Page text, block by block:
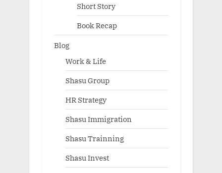
Short Story
Book Recap
Blog
Work & Life
Shasu Group
HR Strategy
Shasu Immigration
Shasu Trainning
Shasu Invest